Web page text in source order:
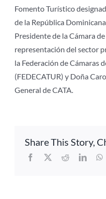
Fomento Turístico
de la República
Presidente de la Cámara
representación del sector
la Federación de Cámaras
(FEDECATUR) y Doña
General de CATA.
Share This Story,
Facebook
X Reddit